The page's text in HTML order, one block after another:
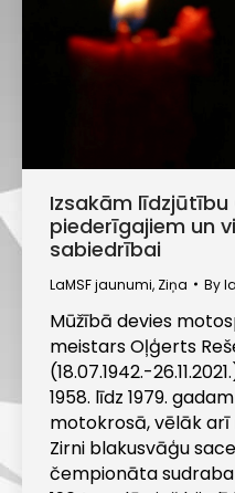
Izsakām
piederīgajiem un
sabiedrībai
LaMSF jaunumi, Ziņa By
Mūžībā devies
meistars Oļģerts
(18.07.1942.-
1958. līdz 1979.
motokrosā, vēlāk
Zirni blakusvāģu
čempionāta